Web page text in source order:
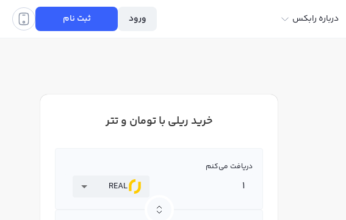
درباره رابکس ورود ثبت نام
خرید ریلی با تومان و تتر
دریافت می‌کنم
REAL